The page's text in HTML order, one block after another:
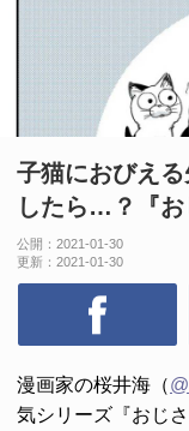
子猫におびえ
したら…？『お
公開： 2021-01-30
更新： 2021-01-30
漫画家の桜井海（
気シリーズ『おじさ